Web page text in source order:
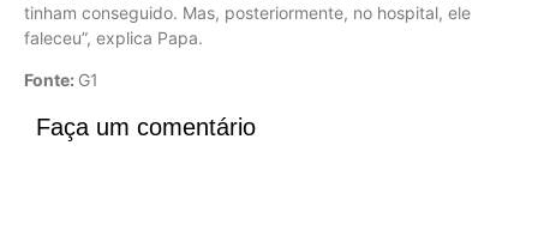
tinham conseguido. Mas, posteriormente, no hospital, ele
faleceu”, explica Papa.
Fonte: G1
Faça um comentário